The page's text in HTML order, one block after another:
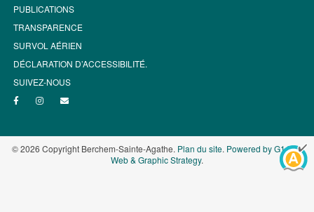
PUBLICATIONS
TRANSPARENCE
SURVOL AÉRIEN
DÉCLARATION D’ACCESSIBILITÉ.
SUIVEZ-NOUS
© 2026 Copyright Berchem-Sainte-Agathe. Plan du site. Powered by G1.be -
Web & Graphic Strategy.